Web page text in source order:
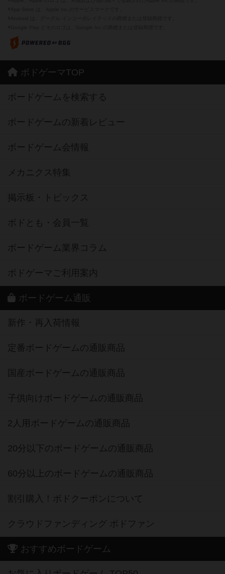
ボドゲーマTOP
ボードゲームを検索する
ボードゲームの新着レビュー
ボードゲーム会情報
メカニクス特集
掲示板・トピックス
ボドとも・会員一覧
ボードゲーム業界コラム
ボドゲーマご利用案内
ボードゲーム通販
新作・再入荷情報
定番ボードゲームの通販商品
国産ボードゲームの通販商品
子供向けボードゲームの通販商品
2人用ボードゲームの通販商品
20分以下のボードゲームの通販商品
60分以上のボードゲームの通販商品
割引購入！ボドクーポンについて
クラウドファンディング ボドファン
おすすめボードゲーム